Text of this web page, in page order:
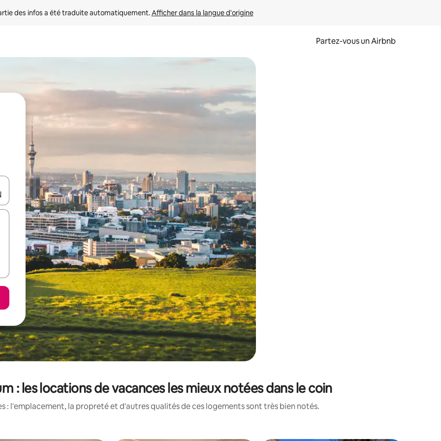
des infos a été traduite automatiquement. Afficher dans la langue d'origine
Partez-vous un Airbnb
les flèches vers le haut et vers le bas, ou en appuyant dessus et en les faisant glisser.
: les locations de vacances les mieux notées dans le coin
: l'emplacement, la propreté et d'autres qualités de ces logements sont très bien notés.